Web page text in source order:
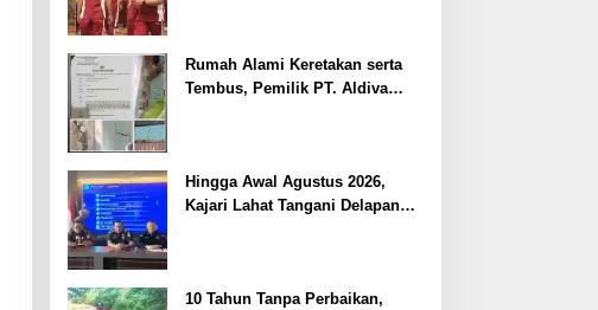
Rumah Alami Keretakan serta
Tembus, Pemilik PT. Aldiva
Hingga Awal Agustus 2026,
Kajari Lahat Tangani Delapan
10 Tahun Tanpa Perbaikan,